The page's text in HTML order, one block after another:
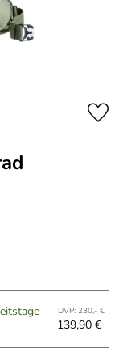
UVP: 230,- €
139,90 €